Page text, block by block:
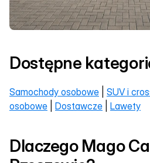
Dostępne
Samochody osobowe SUV i
osobowe
Dostawcze Lawety
Dlaczego Mago